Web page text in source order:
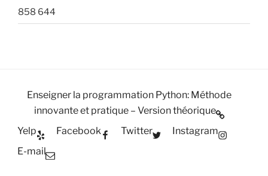
858 644
Enseigner la programmation Python: Méthode
innovante et pratique – Version théorique
Yelp
Facebook Twitter
Instagram
E-mail